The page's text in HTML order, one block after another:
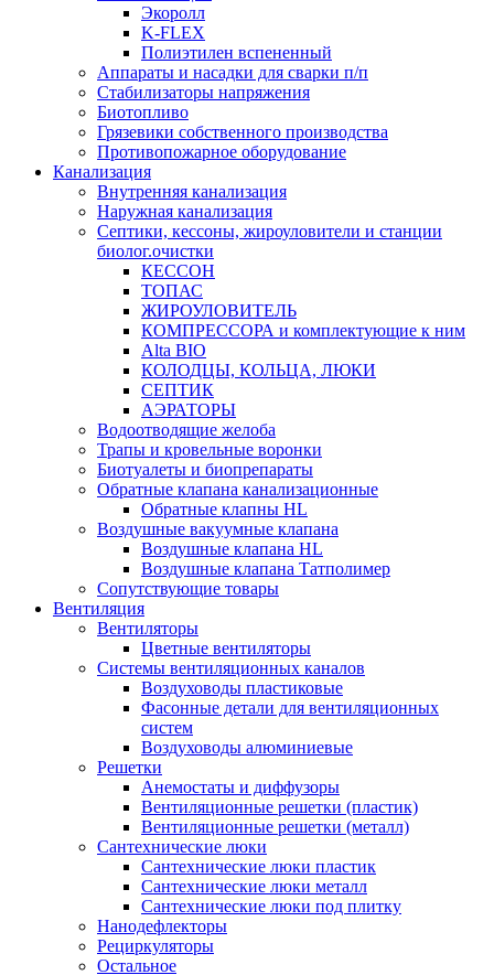
Экоролл
K-FLEX
Полиэтилен вспененный
Аппараты и насадки для сварки п/п
Стабилизаторы напряжения
Биотопливо
Грязевики собственного производства
Противопожарное оборудование
Канализация
Внутренняя канализация
Наружная канализация
Септики, кессоны, жироуловители и станции
биолог.очистки
КЕССОН
ТОПАС
ЖИРОУЛОВИТЕЛЬ
КОМПРЕССОРА и комплектующие к ним
Alta BIO
КОЛОДЦЫ, КОЛЬЦА, ЛЮКИ
СЕПТИК
АЭРАТОРЫ
Водоотводящие желоба
Трапы и кровельные воронки
Биотуалеты и биопрепараты
Обратные клапана канализационные
Обратные клапны HL
Воздушные вакуумные клапана
Воздушные клапана HL
Воздушные клапана Татполимер
Сопутствующие товары
Вентиляция
Вентиляторы
Цветные вентиляторы
Системы вентиляционных каналов
Воздуховоды пластиковые
Фасонные детали для вентиляционных
систем
Воздуховоды алюминиевые
Решетки
Анемостаты и диффузоры
Вентиляционные решетки (пластик)
Вентиляционные решетки (металл)
Сантехнические люки
Сантехнические люки пластик
Сантехнические люки металл
Сантехнические люки под плитку
Нанодефлекторы
Рециркуляторы
Остальное